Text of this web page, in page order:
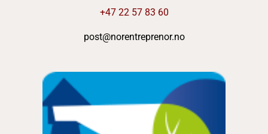
+47 22 57 83 60
post@norentreprenor.no